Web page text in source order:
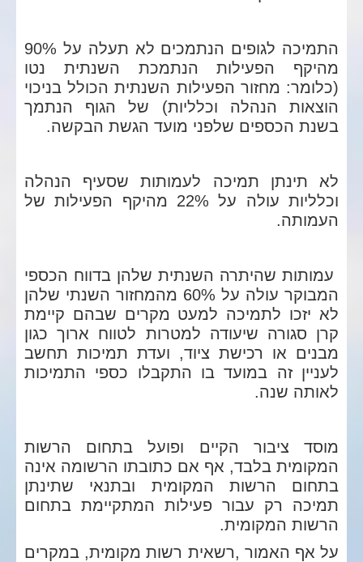
התמיכה לגופים הנתמכים לא תעלה על 90%
מהיקף הפעילות הנתמכת השנתית נטו
(כלומר: מחזור הפעילות השנתית הכולל בניכוי
הוצאות הנהלה וכלליות) של הגוף הנתמך
בשנת הכספים שלפני מועד הגשת הבקשה.
לא תינתן תמיכה לעמותות שסעיף הנהלה
וכלליות עולה על 22% מהיקף הפעילות של
העמותה.
עמותות שהיתרה השנתית שלהן בדווח הכספי
המבוקר עולה על 60% מהמחזור השנתי שלהן
לא יזכו לתמיכה למעט מקרים שבהם קיימת
קרן סגורה שיעודה למטרות לטווח ארוך כגון
מבנים או רכישת ציוד, ועדת תמיכות תחשב
לעניין זה במועד בו התקבלו כספי התמיכות
לאותה שנה.
מוסד ציבור הקיים ופועל בתחום הרשות
המקומית בלבד, אף אם כתובתו הרשומה אינה
בתחום הרשות המקומית ובתנאי שתינתן
תמיכה רק עבור פעילות המתקיימת בתחום
הרשות המקומית.
על אף האמור ,רשאית רשות מקומית, במקרים